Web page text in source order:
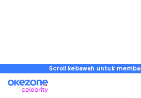
Scroll kebawah untuk